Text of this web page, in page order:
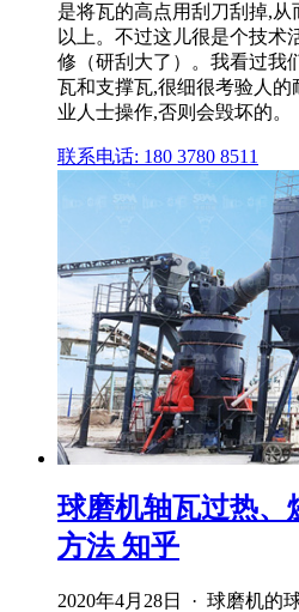
是将瓦的高点用刮刀刮掉,
以上。不过这儿很是个技术
修（研刮大了）。我看过我
瓦和支撑瓦,很细很考验人
业人士操作,否则会毁坏的。
联系电话: 180 3780 8511
球磨机轴瓦过热、
方法 知乎
2020年4月28日 · 球磨机的